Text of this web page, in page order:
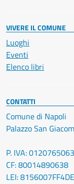
VIVERE IL COMUNE
Luoghi
Eventi
Elenco libri
CONTATTI
Comune di Napoli
Palazzo San
P. IVA:
CF: 80014890638
LEI: